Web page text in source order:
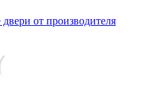
от производителя